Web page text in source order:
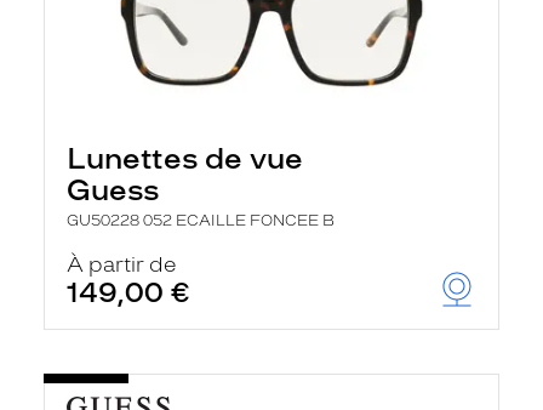
Lunettes de vue
Guess
GU50228 052 ECAILLE FONCEE B
À partir de
149,00 €